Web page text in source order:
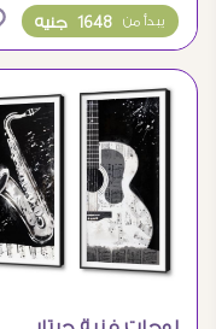
حيوانات لطيفة
1648 جنيه يبدأ من